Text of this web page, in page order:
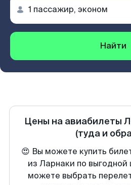
Найти
Цены на авиабилеты
(туда и
😍 Вы можете купить
из Ларнаки по выгодной
можете выбрать